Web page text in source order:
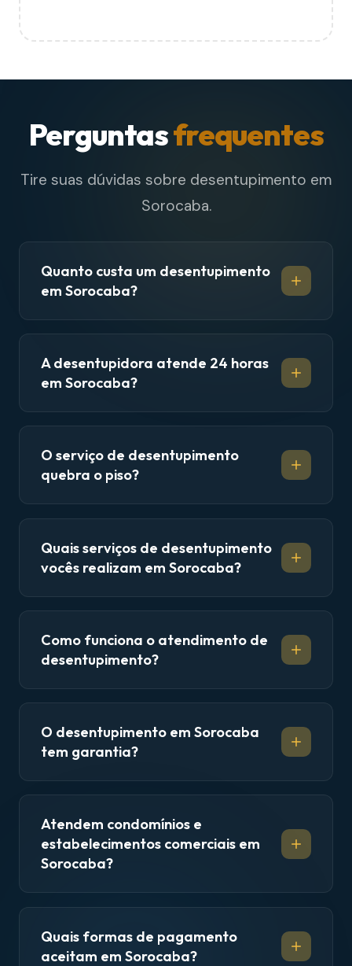
Perguntasfrequentes
Tire suas dúvidas sobre desentupimento em
Sorocaba.
Quanto custa um desentupimento
em Sorocaba?
A desentupidora atende 24 horas
em Sorocaba?
O serviço de desentupimento
quebra o piso?
Quais serviços de desentupimento
vocês realizam em Sorocaba?
Como funciona o atendimento de
desentupimento?
O desentupimento em Sorocaba
tem garantia?
Atendem condomínios e
estabelecimentos comerciais em
Sorocaba?
Quais formas de pagamento
aceitam em Sorocaba?